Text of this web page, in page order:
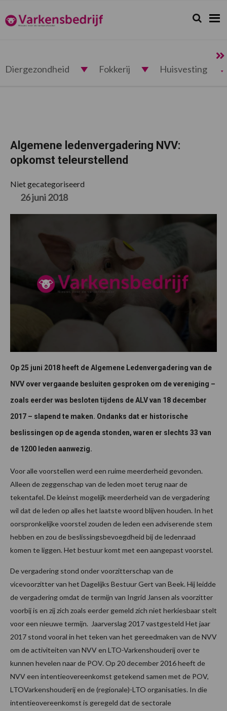
de
hoofdnavigatie
de
hoofd
de
eerste
de
voettekst
Varkensbedrijf.nl Zoeken...
Zoek
Diergezondheid Fokkerij Huisvesting
Algemene ledenvergadering NVV:
opkomst teleurstellend
Niet gecategoriseerd
26 juni 2018
Op 25 juni 2018 heeft de Algemene Ledenvergadering van de
NVV over vergaande besluiten gesproken om de vereniging –
zoals eerder was besloten tijdens de ALV van 18 december
2017 – slapend te maken. Ondanks dat er historische
beslissingen op de agenda stonden, waren er slechts 33 van
de 1200 leden aanwezig.
Voor alle voorstellen werd een ruime meerderheid gevonden.
Alleen de zeggenschap van de leden moet terug naar de
tekentafel. De kleinst mogelijk meerderheid van de vergadering
wil dat de leden op alles het laatste woord blijven houden. In het
oorspronkelijke voorstel zouden de leden een adviserende stem
hebben en zou de beslissingsbevoegdheid bij de ledenraad
komen te liggen. Het bestuur komt met een aangepast voorstel.
De vergadering stond onder voorzitterschap van de
vicevoorzitter van het Dagelijks Bestuur Gert van Beek. Hij leidde
de vergadering omdat de termijn van Ingrid Jansen als voorzitter
voorbij is en zij zich zoals eerder gemeld zich niet herkiesbaar stelt
voor een nieuwe termijn. Jaarverslag 2017 vastgesteld Het jaar
2017 stond vooral in het teken van het gereedmaken van de NVV
om de activiteiten van NVV en LTO-Varkenshouderij over te
kunnen hevelen naar de POV. Op 20 december 2016 heeft de
NVV een intentieovereenkomst getekend samen met de POV,
LTOVarkenshouderij en de (regionale)-LTO organisaties. In die
intentieovereenkomst is geregeld dat de sectorale